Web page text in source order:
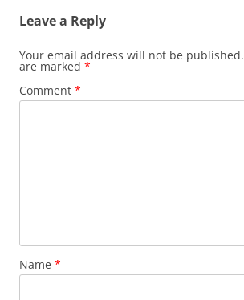
Leave a Reply
Your email address will not be published.
are marked *
Comment *
Name *